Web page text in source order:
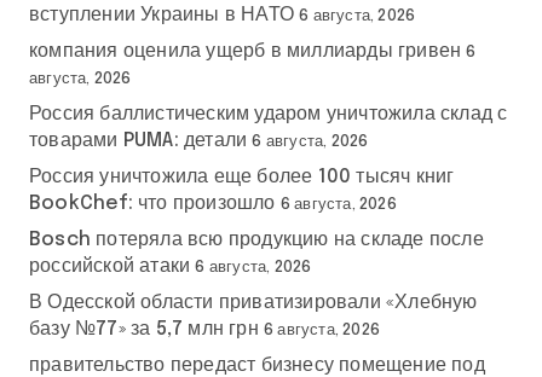
вступлении Украины в НАТО 6 августа, 2026
компания оценила ущерб в миллиарды гривен 6
августа, 2026
Россия баллистическим ударом уничтожила склад с
товарами PUMA: детали 6 августа, 2026
Россия уничтожила еще более 100 тысяч книг
BookChef: что произошло 6 августа, 2026
Bosch потеряла всю продукцию на складе после
российской атаки 6 августа, 2026
В Одесской области приватизировали «Хлебную
базу №77» за 5,7 млн грн 6 августа, 2026
правительство передаст бизнесу помещение под